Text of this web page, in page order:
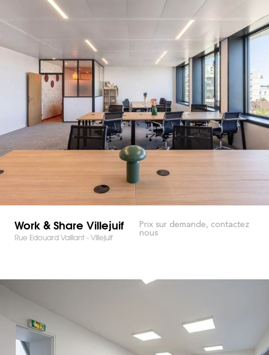
Work & Share Villejuif
Rue Edouard Vaillant - Villejuif
Prix sur demande, contactez
nous